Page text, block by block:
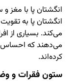
انگشتان پا با
انگشتان پا به
می‌کند. بسیاری از
می‌دهند که احساس
کرده‌اند.
ستون فقرات و